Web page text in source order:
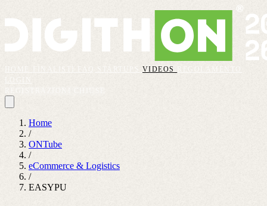
VIDEOS
REGOLAMENTO
Home
/
ONTube
/
eCommerce & Logistics
/
EASYPU